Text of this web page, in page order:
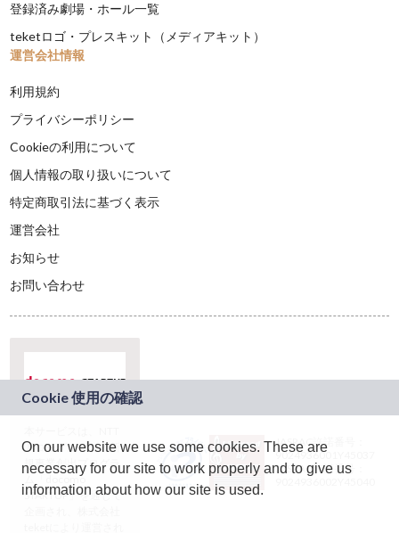
登録済み劇場・ホール一覧
teketロゴ・プレスキット（メディアキット）
運営会社情報
利用規約
プライバシーポリシー
Cookieの利用について
個人情報の取り扱いについて
特定商取引法に基づく表示
運営会社
お知らせ
お問い合わせ
ドコモグループの新
規事業創出プログラ
ム「docomo
STARTUP」を通じて
JASRAC許諾番号：
9024936001Y45037
JASRAC許諾番号：
On our website we use some cookies. These are
necessary for our site to work properly and to give us
information about how our site is used.